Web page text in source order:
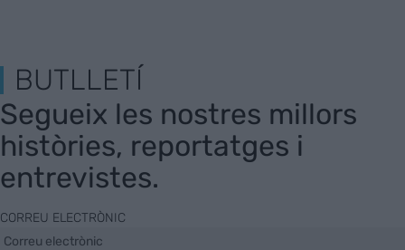
BUTLLETÍ
Segueix les nostres millors
històries, reportatges i
entrevistes.
CORREU ELECTRÒNIC